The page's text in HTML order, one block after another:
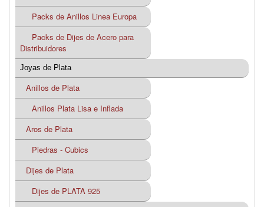
Packs de Anillos Linea Europa
Packs de Dijes de Acero para
Distribuidores
Joyas de Plata
Anillos de Plata
Anillos Plata Lisa e Inflada
Aros de Plata
Piedras - Cubics
Dijes de Plata
Dijes de PLATA 925